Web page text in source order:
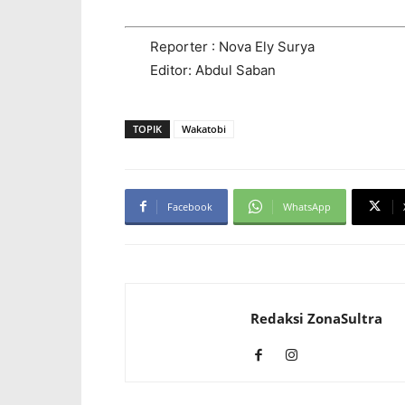
Reporter : Nova Ely Surya
Editor: Abdul Saban
TOPIK Wakatobi
Facebook WhatsApp
Redaksi ZonaSultra